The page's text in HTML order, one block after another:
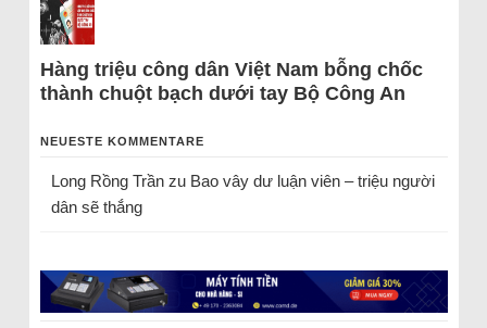
Hàng triệu công dân Việt Nam bỗng chốc
thành chuột bạch dưới tay Bộ Công An
NEUESTE KOMMENTARE
Long Rồng Trầnzu Bao vây dư luận viên – triệu người
dân sẽ thắng